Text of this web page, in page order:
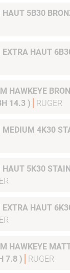
HAUT
HAWKEYE
5BHM ( BH 14.3 )
RUGER
STAINLESS 90286 (
HAUT 6K30
HAWKEYE
7.8 )
RUGER